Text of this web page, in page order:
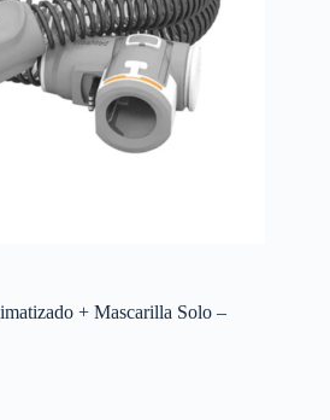
+ Mascarilla Solo –